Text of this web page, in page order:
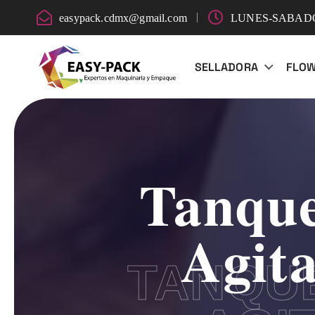
easypack.cdmx@gmail.com LUNES-
SELLADORA